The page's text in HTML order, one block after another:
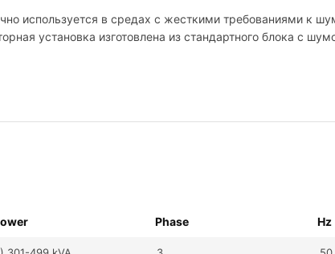
используется в средах с жесткими требованиями к
установка изготовлена ​​из стандартного блока
Phase Hz